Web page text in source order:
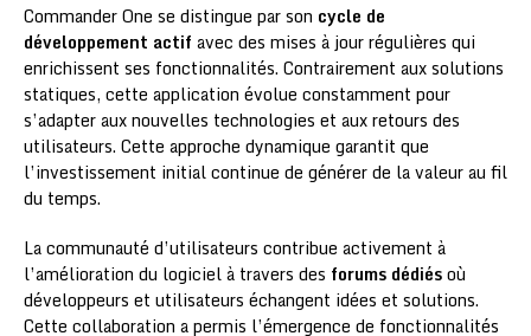
Commander One se distingue par son cycle de
développement actif avec des mises à jour régulières qui
enrichissent ses fonctionnalités. Contrairement aux solutions
statiques, cette application évolue constamment pour
s’adapter aux nouvelles technologies et aux retours des
utilisateurs. Cette approche dynamique garantit que
l’investissement initial continue de générer de la valeur au fil
du temps.
La communauté d’utilisateurs contribue activement à
l’amélioration du logiciel à travers des forums dédiésoù
développeurs et utilisateurs échangent idées et solutions.
Cette collaboration a permis l’émergence de fonctionnalités